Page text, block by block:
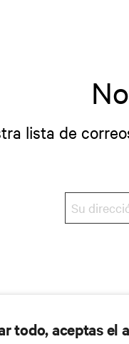
lista de
todo, aceptas el